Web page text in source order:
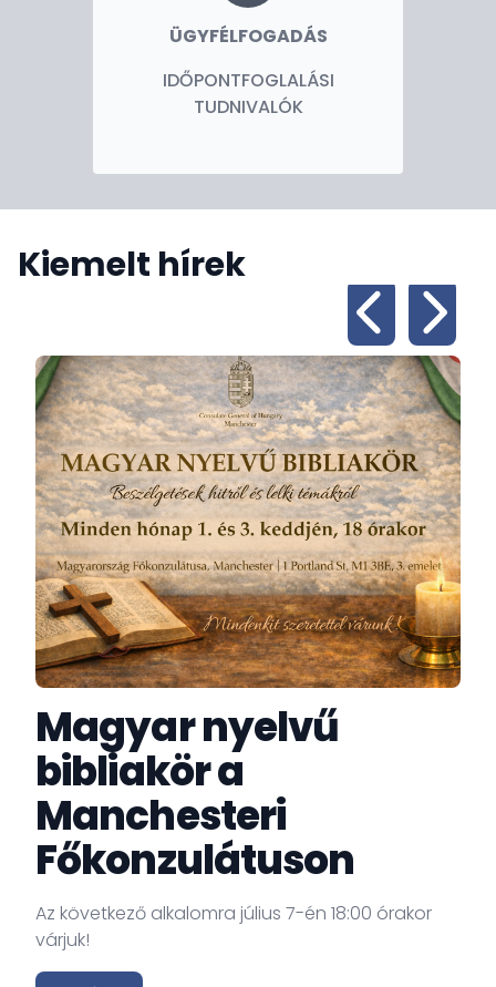
ÜGYFÉLFOGADÁS
IDŐPONTFOGLALÁSI
TUDNIVALÓK
Kiemelt hírek
Magyar nyelvű
bibliakör a
Manchesteri
Főkonzulátuson
Az következő alkalomra július 7-én 18:00 órakor
várjuk!